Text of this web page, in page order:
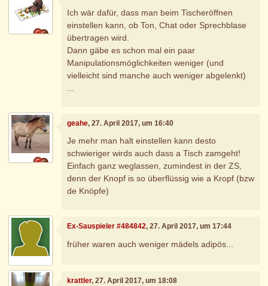
Ich wär dafür, dass man beim Tischeröffnen
einstellen kann, ob Ton, Chat oder Sprechblase
übertragen wird.
Dann gäbe es schon mal ein paar
Manipulationsmöglichkeiten weniger (und
vielleicht sind manche auch weniger abgelenkt)
...
geahe, 27. April 2017, um 16:40
Je mehr man halt einstellen kann desto
schwieriger wirds auch dass a Tisch zamgeht!
Einfach ganz weglassen, zumindest in der ZS,
denn der Knopf is so überflüssig wie a Kropf (bzw
de Knöpfe)
Ex-Sauspieler #484842, 27. April 2017, um 17:44
früher waren auch weniger mädels adipös...
krattler, 27. April 2017, um 18:08